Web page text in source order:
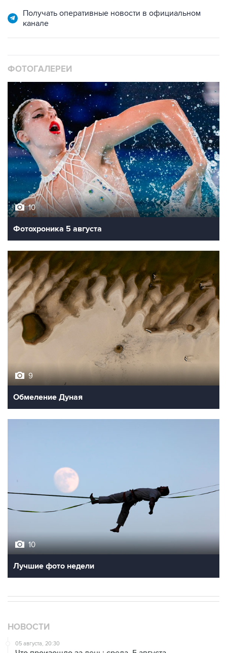
Получать оперативные новости в официальном
канале
ФОТОГАЛЕРЕИ
10
Фотохроника 5 августа
9
Обмеление Дуная
10
Лучшие фото недели
НОВОСТИ
05 августа, 20:30